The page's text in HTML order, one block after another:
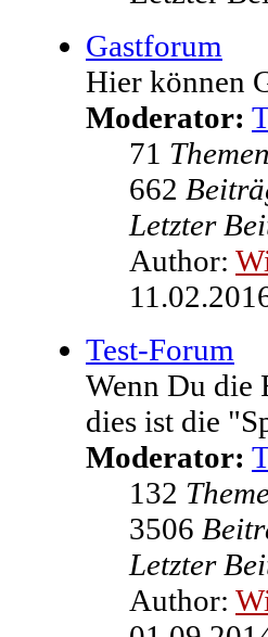
Gastforum
Hier können
Moderator:
71
662
Letzter
Author:
Test-Forum
Wenn Du die
dies ist die
Moderator:
132
3506
Letzter
Author: